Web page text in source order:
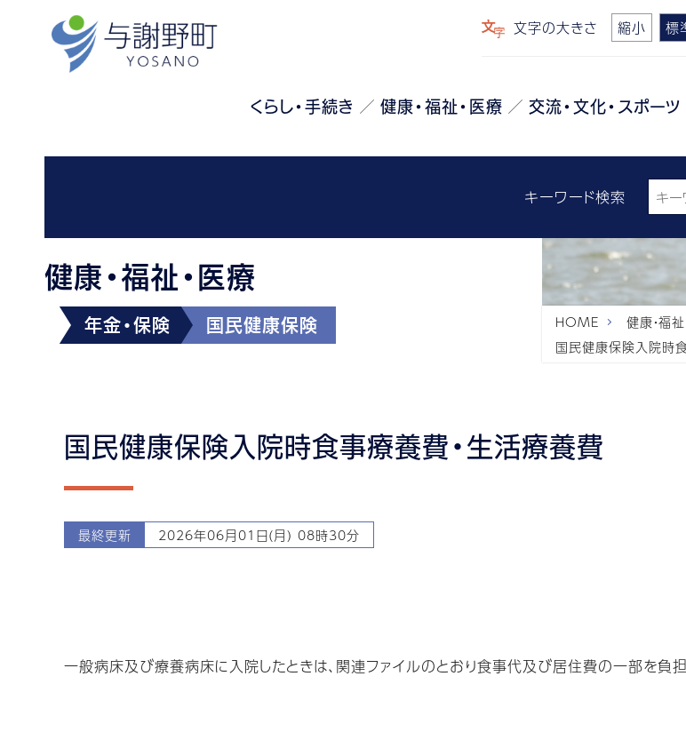
文字の大きさ 縮小 標
くらし・手続き 健康・福祉・医療 交流・文化・スポーツ
キーワード検索
健康・福祉・医療
年金・保険 国民健康保険 HOME 健康・福
国民健康保険入院時
国民健康保険入院時食事療養費・生活療養費
最終更新 2026年06月01日(月) 08時30分
一般病床及び療養病床に入院したときは、関連ファイルのとおり食事代及び居住費の一部を負担